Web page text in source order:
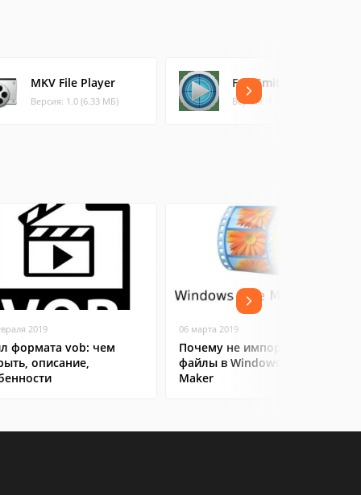
MKV File Player
Версия: 1.0 (6.33 МБ)
FreeSmith
Версия: 1.10 (18.94 МБ)
2019
формата vob: чем
описание,
06 марта 2019
Почему не импортируются
файлы в Windows Movie
Maker